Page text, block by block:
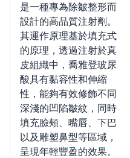
是一種專為除皺整形而
設計的高品質注射劑。
其運作原理基於填充式
的原理，透過注射於真
皮組織中，喬雅登玻尿
酸具有黏容性和伸縮
性，能夠有效修飾不同
深淺的凹陷皺紋，同時
填充臉頰、嘴唇、下巴
以及雕塑鼻型等區域，
呈現年輕豐盈的效果。